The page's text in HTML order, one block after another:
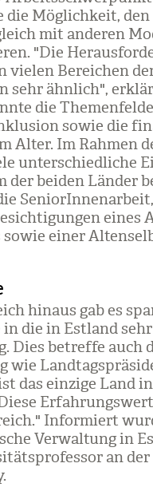
die Mög­lich­keit,
mit ande­ren
"Die
vie­len Berei­chen
sehr ähn­lich",
die
sowie die
Alter. Im Rah­men
unter­schied­li­che
der bei­den Län­der
eines
einer
hin­aus gab es
die in Est­land
betreffe auch
wie
das ein­zige Land
Infor­miert
Ver­wal­tung in
an